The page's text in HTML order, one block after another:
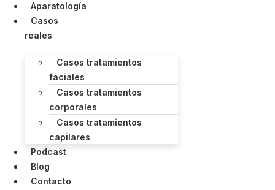
Aparatología
Casos
reales
Casos tratamientos
faciales
Casos tratamientos
corporales
Casos tratamientos
capilares
Podcast
Blog
Contacto